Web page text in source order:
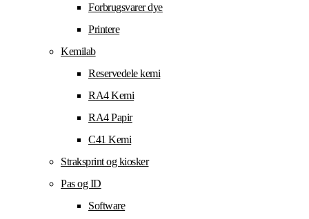
Forbrugsvarer dye
Printere
Kemilab
Reservedele kemi
RA4 Kemi
RA4 Papir
C41 Kemi
Straksprint og kiosker
Pas og ID
Software